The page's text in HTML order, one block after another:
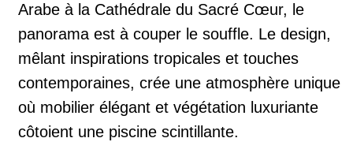
Arabe à la Cathédrale du Sacré Cœur, le
panorama est à couper le souffle. Le design,
mêlant inspirations tropicales et touches
contemporaines, crée une atmosphère unique
où mobilier élégant et végétation luxuriante
côtoient une piscine scintillante.